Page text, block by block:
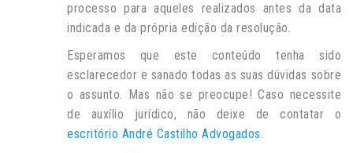
processo para aqueles realizados antes da data
indicada e da própria edição da resolução.
Esperamos que este conteúdo tenha sido
esclarecedor e sanado todas as suas dúvidas sobre
o assunto. Mas não se preocupe! Caso necessite
de auxílio jurídico, não deixe de contatar o
escritório André Castilho Advogados.